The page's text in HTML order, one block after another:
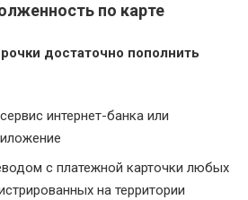
по карте
достаточно пополнить
интернет-банка или
с платежной карточки любых
на территории